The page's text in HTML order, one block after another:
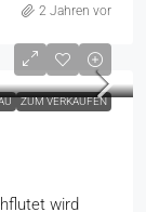
2 Jahren vor
ZUM VERKAUFEN
wird